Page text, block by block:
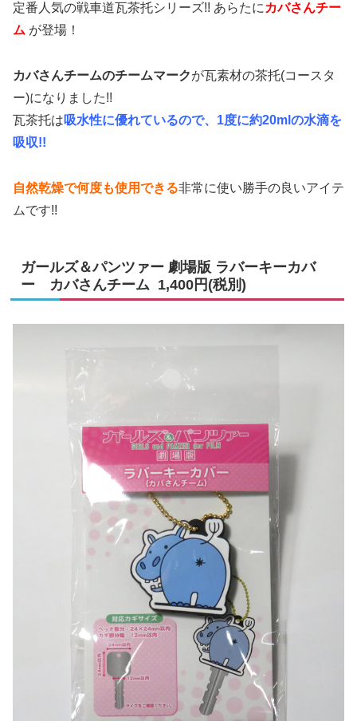
定番人気の戦車道瓦茶托シリーズ!! あらたにカバさんチー
ム が登場！
カバさんチームのチームマークが瓦素材の茶托(コースタ
ー)になりました!!
瓦茶托は吸水性に優れているので、1度に約20mlの水滴を
吸収!!
自然乾燥で何度も使用できる非常に使い勝手の良いアイテ
ムです!!
ガールズ＆パンツァー 劇場版 ラバーキーカバ
ー カバさんチーム 1,400円(税別)